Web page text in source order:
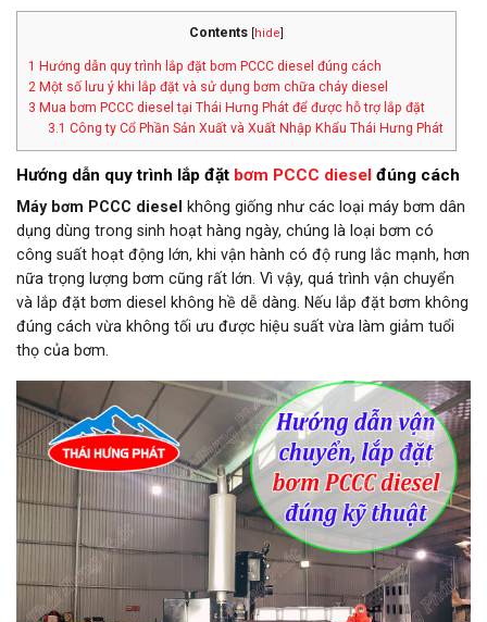
Contents [hide]
1 Hướng dẫn quy trình lắp đặt bơm PCCC diesel đúng cách
2 Một số lưu ý khi lắp đặt và sử dụng bơm chữa cháy diesel
3 Mua bơm PCCC diesel tại Thái Hưng Phát để được hỗ trợ lắp đặt
3.1 Công ty Cổ Phần Sản Xuất và Xuất Nhập Khẩu Thái Hưng Phát
Hướng dẫn quy trình lắp đặt bơm PCCC diesel đúng cách
Máy bơm PCCC diesel
không giống như các loại máy bơm dân
dụng dùng trong sinh hoạt hàng ngày, chúng là loại bơm có
công suất hoạt động lớn, khi vận hành có độ rung lắc mạnh, hơn
nữa trọng lượng bơm cũng rất lớn. Vì vậy, quá trình vận chuyển
và lắp đặt bơm diesel không hề dễ dàng. Nếu lắp đặt bơm không
đúng cách vừa không tối ưu được hiệu suất vừa làm giảm tuổi
thọ của bơm.